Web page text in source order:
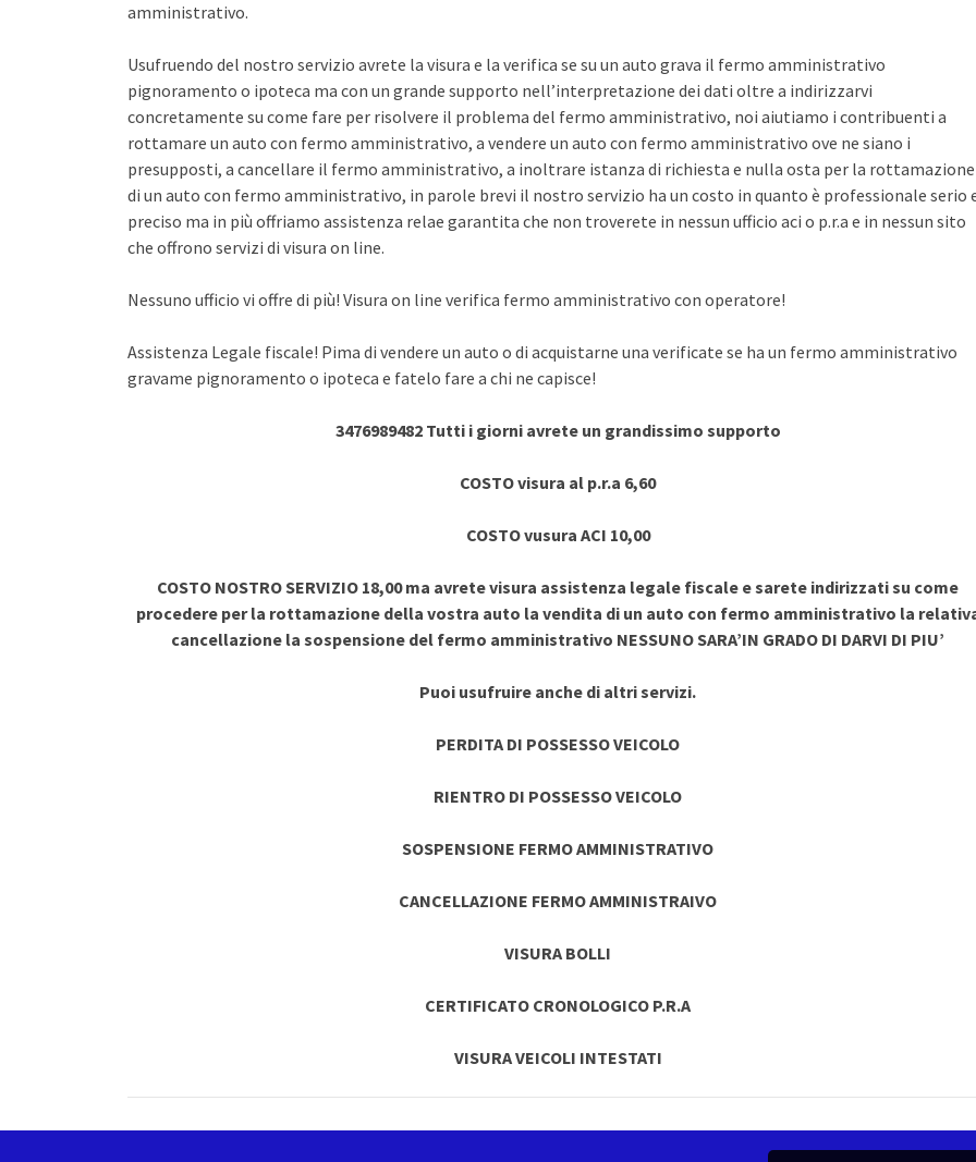
amministrativo.
Usufruendo del nostro servizio avrete la visura e la verifica se su un auto grava il fermo amministrativo
pignoramento o ipoteca ma con un grande supporto nell’interpretazione dei dati oltre a indirizzarvi
concretamente su come fare per risolvere il problema del fermo amministrativo, noi aiutiamo i contribuenti a
rottamare un auto con fermo amministrativo, a vendere un auto con fermo amministrativo ove ne siano i
presupposti, a cancellare il fermo amministrativo, a inoltrare istanza di richiesta e nulla osta per la rottamazione
di un auto con fermo amministrativo, in parole brevi il nostro servizio ha un costo in quanto è professionale serio
preciso ma in più offriamo assistenza relae garantita che non troverete in nessun ufficio aci o p.r.a e in nessun sito
che offrono servizi di visura on line.
Nessuno ufficio vi offre di più! Visura on line verifica fermo amministrativo con operatore!
Assistenza Legale fiscale! Pima di vendere un auto o di acquistarne una verificate se ha un fermo amministrativo
gravame pignoramento o ipoteca e fatelo fare a chi ne capisce!
3476989482 Tutti i giorni avrete un grandissimo supporto
COSTO visura al p.r.a 6,60
COSTO vusura ACI 10,00
COSTO NOSTRO SERVIZIO 18,00 ma avrete visura assistenza legale fiscale e sarete indirizzati su come
procedere per la rottamazione della vostra auto la vendita di un auto con fermo amministrativo la
cancellazione la sospensione del fermo amministrativo NESSUNO SARA’IN GRADO DI DARVI DI PIU’
Puoi usufruire anche di altri servizi.
PERDITA DI POSSESSO VEICOLO
RIENTRO DI POSSESSO VEICOLO
SOSPENSIONE FERMO AMMINISTRATIVO
CANCELLAZIONE FERMO AMMINISTRAIVO
VISURA BOLLI
CERTIFICATO CRONOLOGICO P.R.A
VISURA VEICOLI INTESTATI